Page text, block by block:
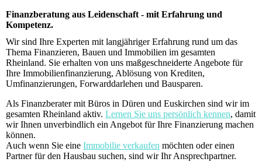
Finanzberatung aus Leidenschaft - mit Erfahrung und
Kompetenz.
Wir sind Ihre Experten mit langjähriger Erfahrung rund um das
Thema Finanzieren, Bauen und Immobilien im gesamten
Rheinland. Sie erhalten von uns maßgeschneiderte Angebote für
Ihre Immobilienfinanzierung, Ablösung von Krediten,
Umfinanzierungen, Forwarddarlehen und Bausparen.
Als Finanzberater mit Büros in Düren und Euskirchen sind wir im
gesamten Rheinland aktiv. Lernen Sie uns persönlich kennen, damit
wir Ihnen unverbindlich ein Angebot für Ihre Finanzierung machen
können.
Auch wenn Sie eine Immobilie verkaufen möchten oder einen
Partner für den Hausbau suchen, sind wir Ihr Ansprechpartner.